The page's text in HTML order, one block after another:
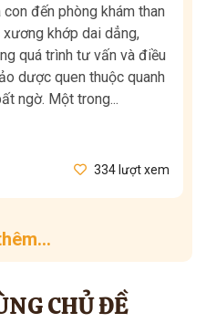
đến phòng khám than
khớp dai dẳng,
quá trình tư vấn và điều
dược quen thuộc quanh
ngờ. Một trong...
334 lượt xem
CHỦ ĐỀ